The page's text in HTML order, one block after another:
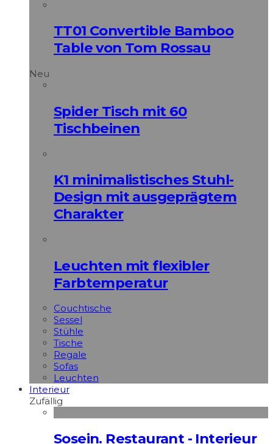
TT01 Convertible Bamboo
Table von Tom Rossau
Neu
Spider Tisch mit 60
Tischbeinen
K1 minimalistisches Stuhl-
Design mit ausgeprägtem
Charakter
Leuchten mit flexibler
Farbtemperatur
Couchtische
Sessel
Stühle
Tische
Regale
Sofas
Leuchten
Interieur
Zufällig
Sosein. Restaurant - Interieur